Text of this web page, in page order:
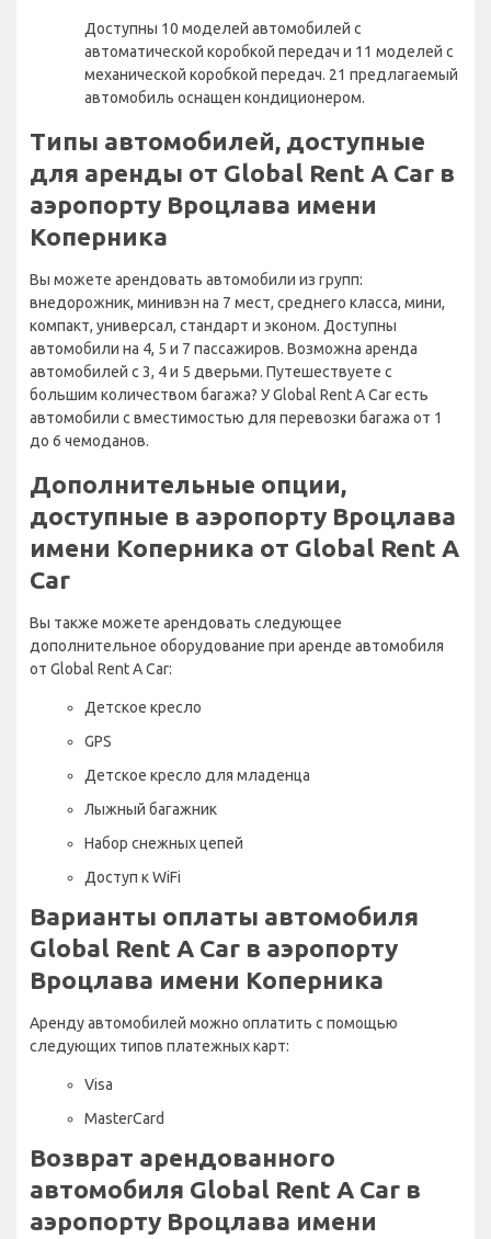
Доступны 10 моделей автомобилей с
автоматической коробкой передач и 11 моделей с
механической коробкой передач. 21 предлагаемый
автомобиль оснащен кондиционером.
Типы автомобилей, доступные
для аренды от Global Rent A Car в
аэропорту Вроцлава имени
Коперника
Вы можете арендовать автомобили из групп:
внедорожник, минивэн на 7 мест, среднего класса, мини,
компакт, универсал, стандарт и эконом. Доступны
автомобили на 4, 5 и 7 пассажиров. Возможна аренда
автомобилей с 3, 4 и 5 дверьми. Путешествуете с
большим количеством багажа? У Global Rent A Car есть
автомобили с вместимостью для перевозки багажа от 1
до 6 чемоданов.
Дополнительные опции,
доступные в аэропорту Вроцлава
имени Коперника от Global Rent A
Car
Вы также можете арендовать следующее
дополнительное оборудование при аренде автомобиля
от Global Rent A Car:
Детское кресло
GPS
Детское кресло для младенца
Лыжный багажник
Набор снежных цепей
Доступ к WiFi
Варианты оплаты автомобиля
Global Rent A Car в аэропорту
Вроцлава имени Коперника
Аренду автомобилей можно оплатить с помощью
следующих типов платежных карт:
Visa
MasterCard
Возврат арендованного
автомобиля Global Rent A Car в
аэропорту Вроцлава имени